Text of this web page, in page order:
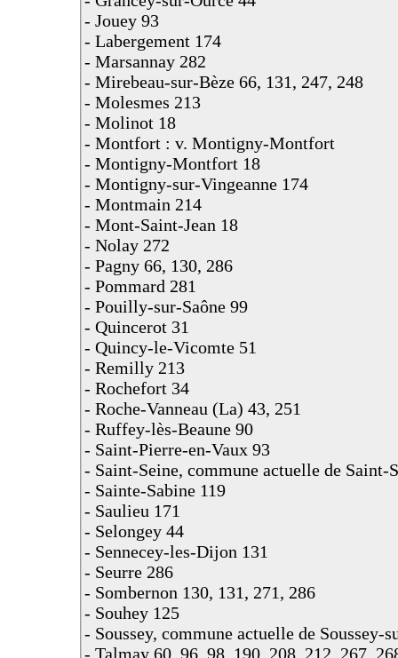
- Jouey 93
- Labergement 174
- Marsannay 282
- Mirebeau-sur-Bèze 66, 131, 247, 248
- Molesmes 213
- Molinot 18
- Montfort : v. Montigny-Montfort
- Montigny-Montfort 18
- Montigny-sur-Vingeanne 174
- Montmain 214
- Mont-Saint-Jean 18
- Nolay 272
- Pagny 66, 130, 286
- Pommard 281
- Pouilly-sur-Saône 99
- Quincerot 31
- Quincy-le-Vicomte 51
- Remilly 213
- Rochefort 34
- Roche-Vanneau (La) 43, 251
- Ruffey-lès-Beaune 90
- Saint-Pierre-en-Vaux 93
- Saint-Seine, commune actuelle de Saint-
- Sainte-Sabine 119
- Saulieu 171
- Selongey 44
- Sennecey-les-Dijon 131
- Seurre 286
- Sombernon 130, 131, 271, 286
- Souhey 125
- Soussey, commune actuelle de Soussey-
- Talmay 60, 96, 98, 190, 208, 212, 267,